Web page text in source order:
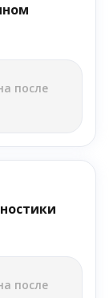
после
после